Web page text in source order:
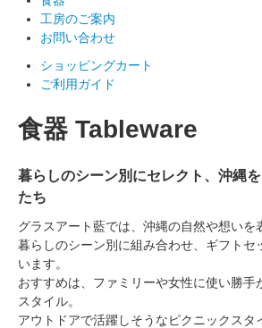
工房のご案内
お問い合わせ
ショッピングカート
ご利用ガイド
食器 Tableware
暮らしのシーン別にセレクト、沖縄
たち
グラスアート藍では、沖縄の自然や想いを
暮らしのシーン別に組み合わせ、ギフトセ
います。
おすすめは、ファミリーや女性に使い勝手
スタイル。
アウトドアで活躍しそうなピクニックスタ